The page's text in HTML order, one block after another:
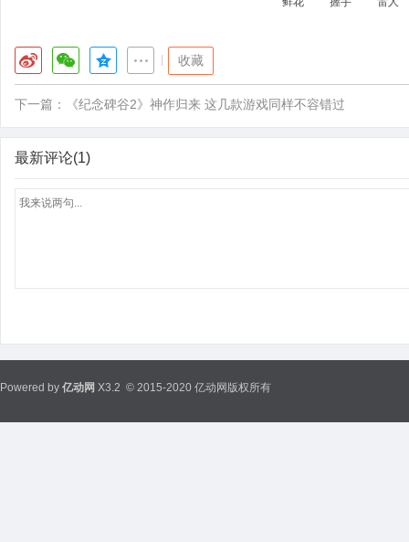
收藏
下一篇： 《纪念碑谷2》神作归来 这几款游戏同样不容错过
最新评论(1)
Powered by 亿动网 X3.2 © 2015-2020 亿动网版权所有